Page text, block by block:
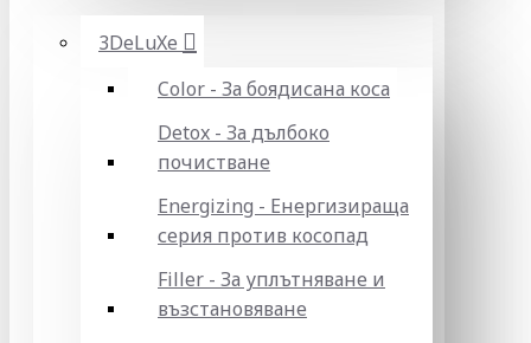
3DeLuXe
Color - За боядисана коса
Detox - За дълбоко
почистване
Energizing - Енергизираща
серия против косопад
Filler - За уплътняване и
възстановяване